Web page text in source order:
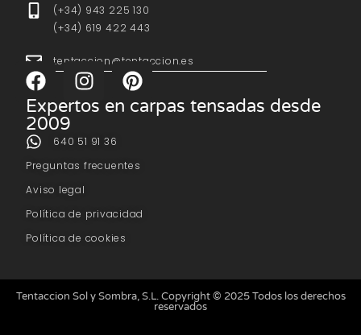
(+34) 943 225 130
(+34) 619 422 443
tentaccion@tentaccion.es
Expertos en carpas tensadas desde
2009
640 51 91 36
Preguntas frecuentes
Aviso legal
Política de privacidad
Política de cookies
Tentaccion Sol y Sombra, S.L. Copyright © 2025 Todos los derechos
reservados